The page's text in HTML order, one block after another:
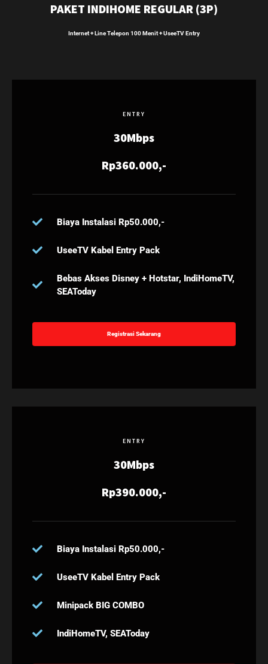
PAKET INDIHOME REGULAR (3P)
Internet + Line Telepon 100 Menit + UseeTV Entry
ENTRY
30Mbps
Rp360.000,-
Biaya Instalasi Rp50.000,-
UseeTV Kabel Entry Pack
Bebas Akses Disney + Hotstar, IndiHomeTV,
SEAToday
Registrasi Sekarang
ENTRY
30Mbps
Rp390.000,-
Biaya Instalasi Rp50.000,-
UseeTV Kabel Entry Pack
Minipack BIG COMBO
IndiHomeTV, SEAToday